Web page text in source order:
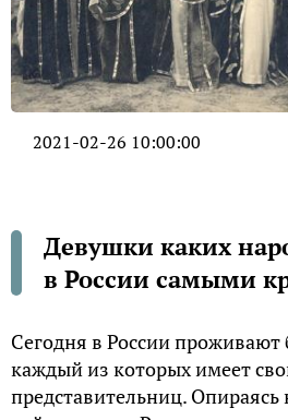
2021-02-26 10:00:00
Девушки каких
в России самыми
Сегодня в России проживают
каждый из которых имеет
представительниц. Опираясь